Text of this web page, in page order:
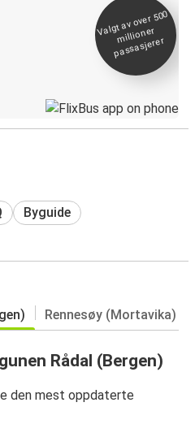
Valgt av over 500
millioner
passasjerer
Byguide
Rennesøy (Mortavika)
Rådal (Bergen)
den mest oppdaterte